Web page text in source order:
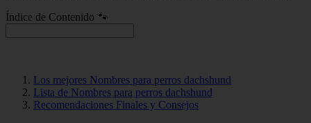
Índice de Contenido 🐾
Los mejores Nombres para perros dachshund
Lista de Nombres para perros dachshund
Recomendaciones Finales y Consejos